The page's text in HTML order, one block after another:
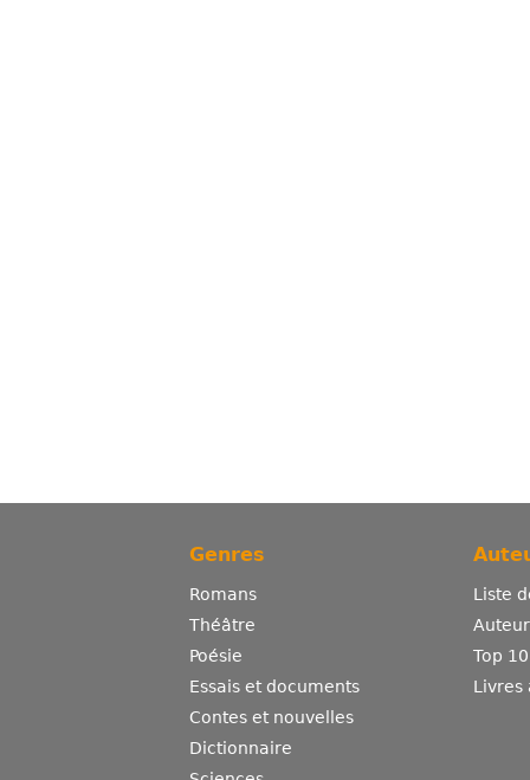
Genres
Romans
Théâtre
Poésie
Essais et documents
Contes et nouvelles
Dictionnaire
Liste
Top
Livres